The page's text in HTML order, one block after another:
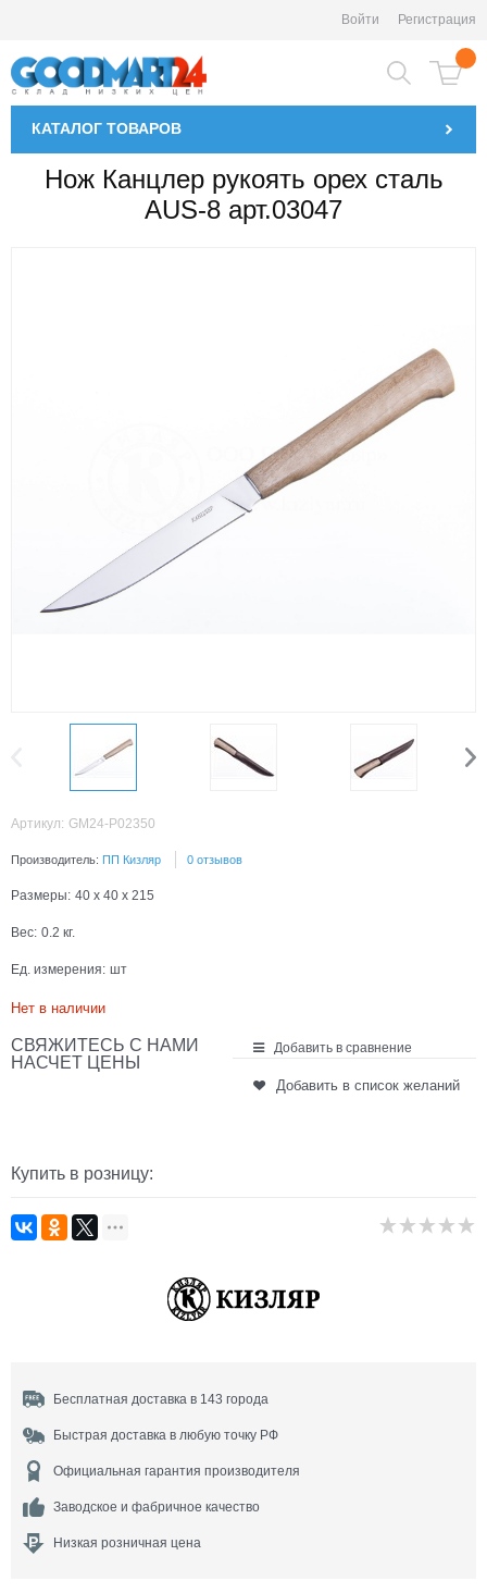
Войти Регистрация
КАТАЛОГ ТОВАРОВ
Нож Канцлер рукоять орех сталь
AUS-8 арт.03047
Артикул: GM24-P02350
Производитель: ПП Кизляр 0 отзывов
Размеры: 40 x 40 x 215
Вес: 0.2 кг.
Ед. измерения: шт
Нет в наличии
СВЯЖИТЕСЬ С НАМИ
НАСЧЕТ ЦЕНЫ
Добавить в сравнение
Добавить в список желаний
Купить в розницу:
Бесплатная доставка в 143 города
Быстрая доставка в любую точку РФ
Официальная гарантия производителя
Заводское и фабричное качество
Низкая розничная цена